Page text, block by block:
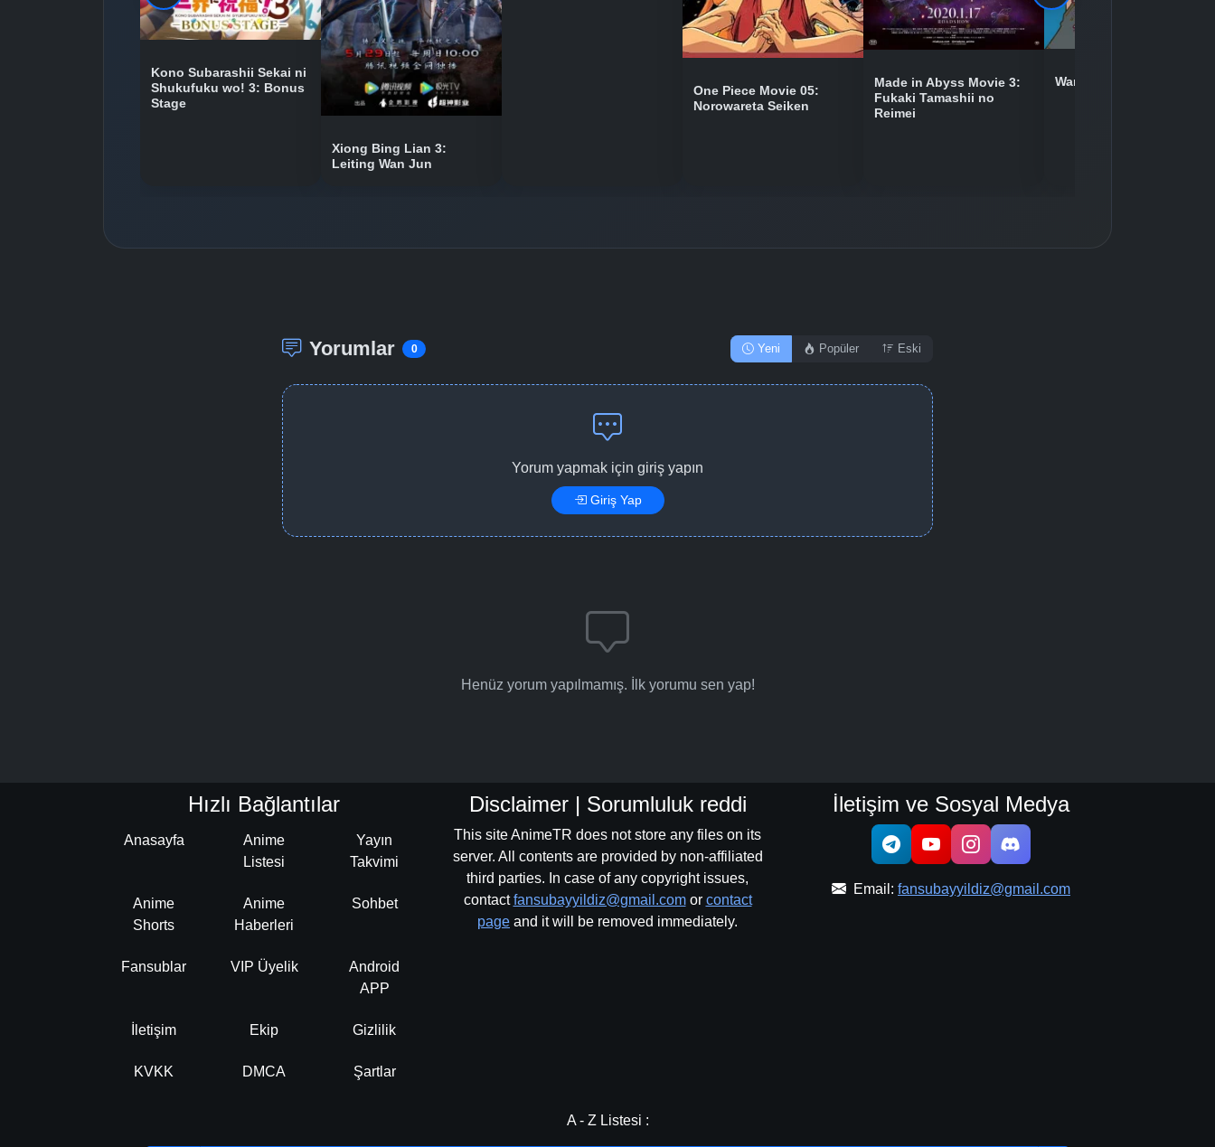
Kono Subarashii Sekai ni
Shukufuku wo! 3: Bonus
Stage
Xiong Bing Lian 3:
Leiting Wan Jun
One Piece Movie 05:
Norowareta Seiken
Made in Abyss Movie 3:
Fukaki Tamashii no
Reimei
Wan Sheng Jie 2
Yorumlar 0 Yeni Popüler Eski
Yorum yapmak için giriş yapın
Giriş Yap
Henüz yorum yapılmamış. İlk yorumu sen yap!
Hızlı Bağlantılar
Anasayfa
Anime
Listesi
Yayın
Takvimi
Anime
Shorts
Anime
Haberleri
Sohbet
Fansublar VIP Üyelik
Android
APP
İletişim Ekip Gizlilik
KVKK DMCA Şartlar
Disclaimer | Sorumluluk reddi
This site AnimeTR does not store any files on its
server. All contents are provided by non-affiliated
third parties. In case of any copyright issues,
contactfansubayyildiz@gmail.comor contact
page and it will be removed immediately.
İletişim ve Sosyal Medya
Email: fansubayyildiz@gmail.com
A - Z Listesi :